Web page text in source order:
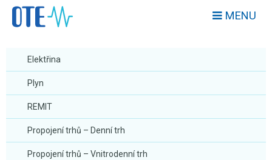
MENU
Elektřina
Plyn
REMIT
Propojení trhů – Denní trh
Propojení trhů – Vnitrodenní trh